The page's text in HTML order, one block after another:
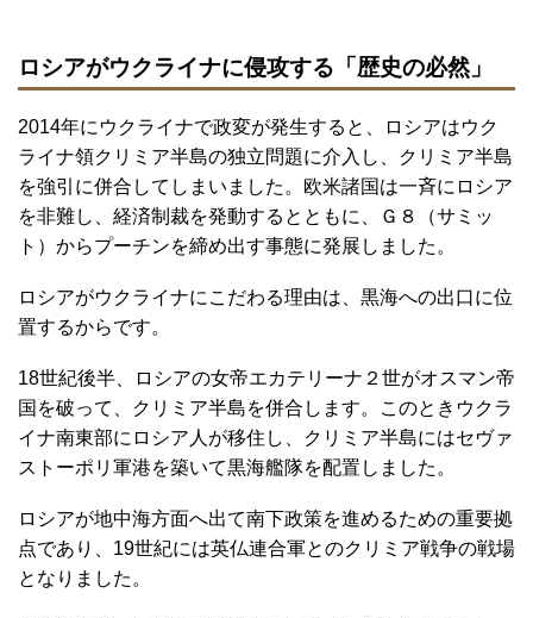
ロシアがウクライナに侵攻する「歴史の必然」
2014年にウクライナで政変が発生すると、ロシアはウク
ライナ領クリミア半島の独立問題に介入し、クリミア半島
を強引に併合してしまいました。欧米諸国は一斉にロシア
を非難し、経済制裁を発動するとともに、Ｇ８（サミッ
ト）からプーチンを締め出す事態に発展しました。
ロシアがウクライナにこだわる理由は、黒海への出口に位
置するからです。
18世紀後半、ロシアの女帝エカテリーナ２世がオスマン帝
国を破って、クリミア半島を併合します。このときウクラ
イナ南東部にロシア人が移住し、クリミア半島にはセヴァ
ストーポリ軍港を築いて黒海艦隊を配置しました。
ロシアが地中海方面へ出て南下政策を進めるための重要拠
点であり、19世紀には英仏連合軍とのクリミア戦争の戦場
となりました。